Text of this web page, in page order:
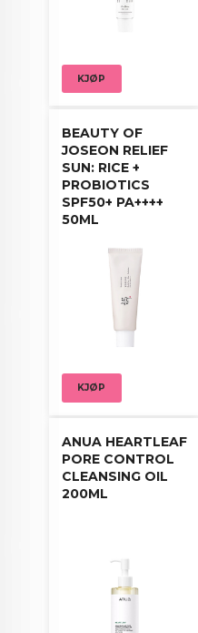
KJØP
BEAUTY OF
JOSEON RELIEF
SUN: RICE +
PROBIOTICS
SPF50+ PA++++
50ML
KJØP
ANUA HEARTLEAF
PORE CONTROL
CLEANSING OIL
200ML